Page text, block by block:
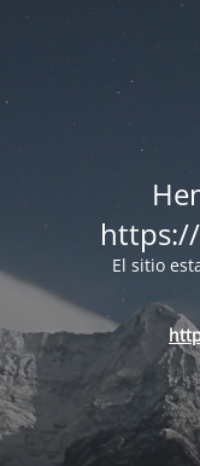
El sitio